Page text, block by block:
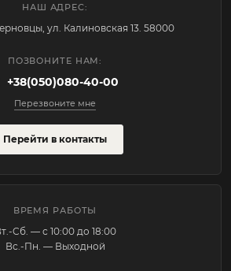
НАШ АДРЕС:
ул. Калиновская 13. 58000
ПОЗВОНИТЕ НАМ:
+38(050)080-40-00
Перезвоните мне
Перейти в контакты
ВРЕМЯ РАБОТЫ
Cб. — с 10:00 до 18:00
Вс.-Пн. — Выходной